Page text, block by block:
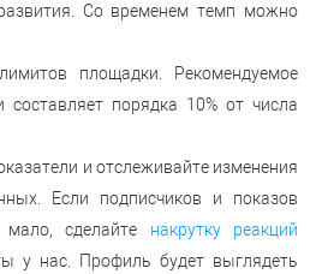
Со временем темп можно
площадки. Рекомендуемое
составляет порядка 10% от числа
и отслеживайте изменения
Если подписчиков и показов
сделайте накрутку реакций
у нас. Профиль будет выглядеть